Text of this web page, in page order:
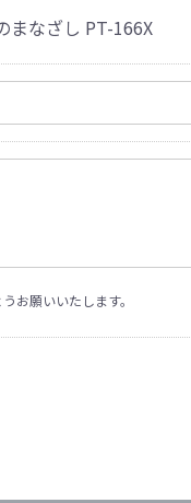
まなざし PT-166X
お願いいたします。